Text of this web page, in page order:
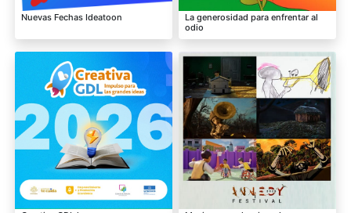
Nuevas Fechas Ideatoon
La generosidad para enfrentar al
odio